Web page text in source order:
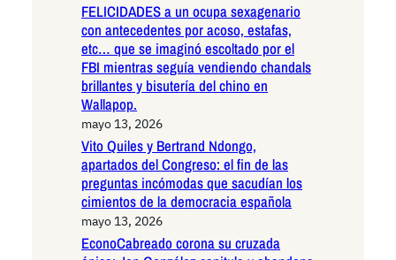
FELICIDADES a un ocupa sexagenario
con antecedentes por acoso, estafas,
etc… que se imaginó escoltado por el
FBI mientras seguía vendiendo chandals
brillantes y bisutería del chino en
Wallapop.
mayo 13, 2026
Vito Quiles y Bertrand Ndongo,
apartados del Congreso: el fin de las
preguntas incómodas que sacudían los
cimientos de la democracia española
mayo 13, 2026
EconoCabreado corona su cruzada